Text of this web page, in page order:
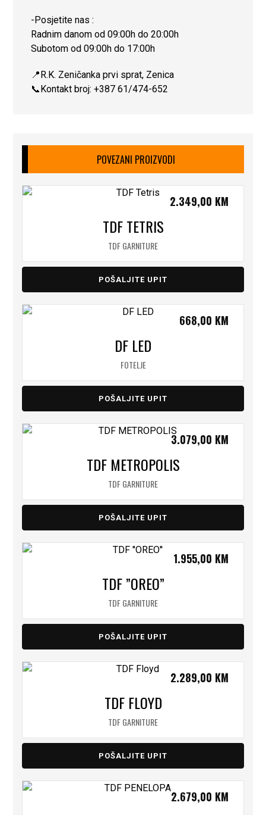
-Posjetite nas :
Radnim danom od 09:00h do 20:00h
Subotom od 09:00h do 17:00h
📍R.K. Zeničanka prvi sprat, Zenica
📞Kontakt broj: +387 61/474-652
POVEZANI PROIZVODI
TDF TETRIS
TDF GARNITURE
2.349,00 KM
POŠALJITE UPIT
DF LED
FOTELJE
668,00 KM
POŠALJITE UPIT
TDF METROPOLIS
TDF GARNITURE
3.079,00 KM
POŠALJITE UPIT
TDF ”OREO”
TDF GARNITURE
1.955,00 KM
POŠALJITE UPIT
TDF FLOYD
TDF GARNITURE
2.289,00 KM
POŠALJITE UPIT
2.679,00 KM